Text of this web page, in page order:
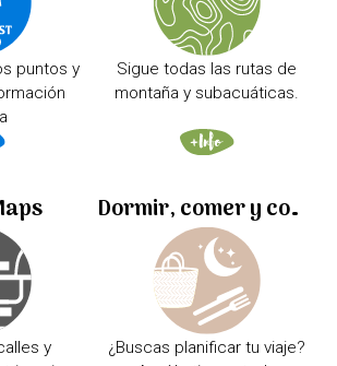
puntos y
Sigue todas las rutas de
montaña y subacuáticas.
y
Dormir, comer y comprar
¿Buscas planificar tu viaje?